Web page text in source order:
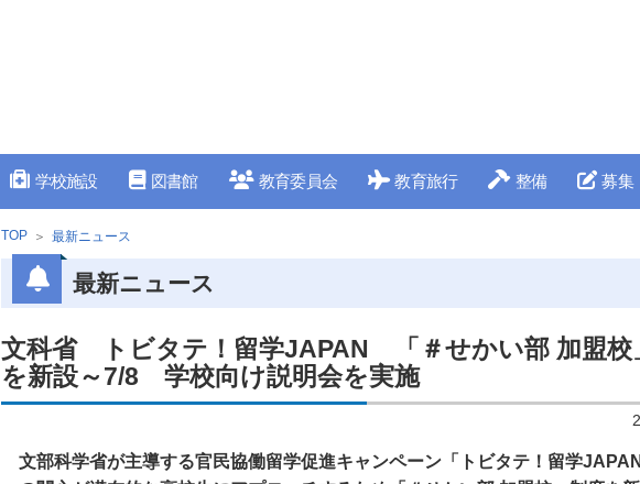
学校施設 図書館 教育委員会 教育旅行 整備 募集
TOP 最新ニュース
最新ニュース
文科省 トビタテ！留学JAPAN 「＃せかい部 加盟校
を新設～7/8 学校向け説明会を実施
文部科学省が主導する官民協働留学促進キャンペーン「トビタテ！留学